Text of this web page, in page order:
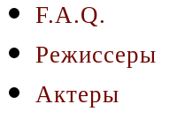
F.A.Q.
Режиссеры
Актеры